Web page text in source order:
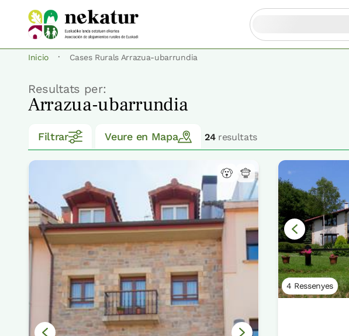
Inicio · Cases Rurals Arrazua-ubarrundia
Resultats per:
Arrazua-ubarrundia
Filtrar Veure en Mapa 24resultats
4 Ressenyes